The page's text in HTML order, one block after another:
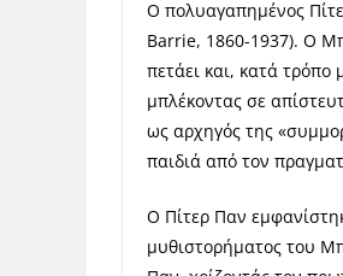
Ο πολυαγαπημένος
Barrie, 1860-1937). Ο
πετάει και, κατά τρόπο
μπλέκοντας σε
ως αρχηγός της
παιδιά από τον
Ο Πίτερ Παν
μυθιστορήματος του